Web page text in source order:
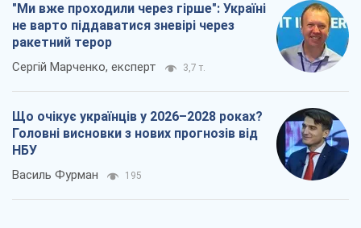
"Ми вже проходили через гірше": Україні
не варто піддаватися зневірі через
ракетний терор
Сергій Марченко, експерт 3,7 т.
Що очікує українців у 2026–2028 роках?
Головні висновки з нових прогнозів від
НБУ
Василь Фурман 195